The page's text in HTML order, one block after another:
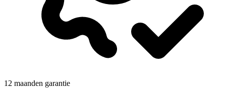
12 maanden garantie